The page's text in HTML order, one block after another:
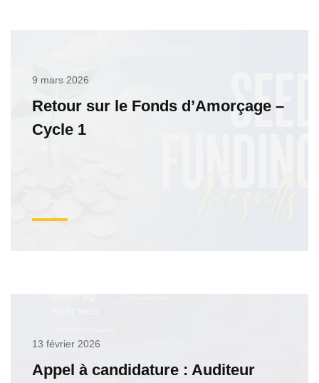
9 mars 2026
Retour sur le Fonds d’Amorçage –
Cycle 1
13 février 2026
Appel à candidature : Auditeur